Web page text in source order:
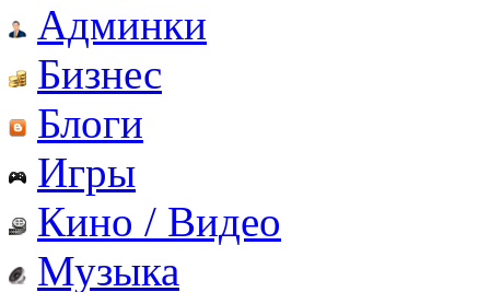
Админки
Бизнес
Блоги
Игры
Кино / Видео
Музыка